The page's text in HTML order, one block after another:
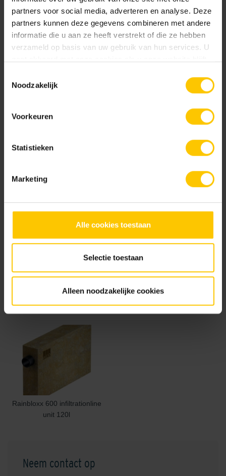
partners voor social media, adverteren en analyse. Deze
partners kunnen deze gegevens combineren met andere
informatie die u aan ze heeft verstrekt of die ze hebben
verzameld op basis van uw gebruik van hun services. U
Noodzakelijk
Voorkeuren
Statistieken
Marketing
Alle cookies toestaan
Selectie toestaan
Alleen noodzakelijke cookies
Infiltrationline zandvanger
Rainbloxx 100 module 24l Rainbloxx 200 36l
Rainbloxx 600 infiltrationline
unit 120l
Neem contact op